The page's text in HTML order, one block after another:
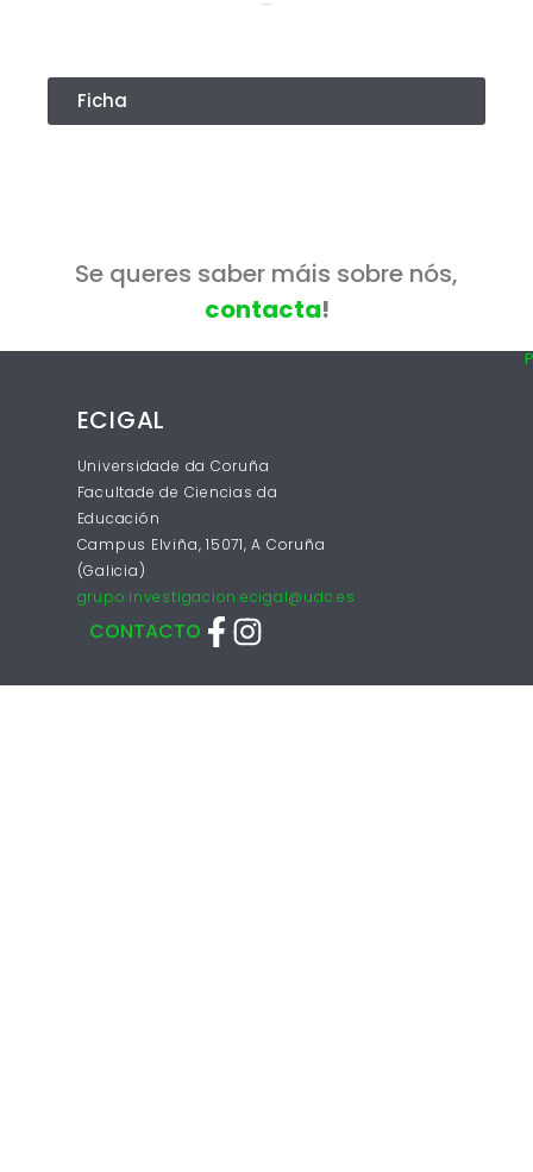
Ficha
Se queres saber máis sobre nós,
contacta!
ECIGAL
Universidade da Coruña
Facultade de Ciencias da
Educación
Campus Elviña, 15071, A Coruña
(Galicia)
grupo.investigacion.ecigal@udc.es
CONTACTO